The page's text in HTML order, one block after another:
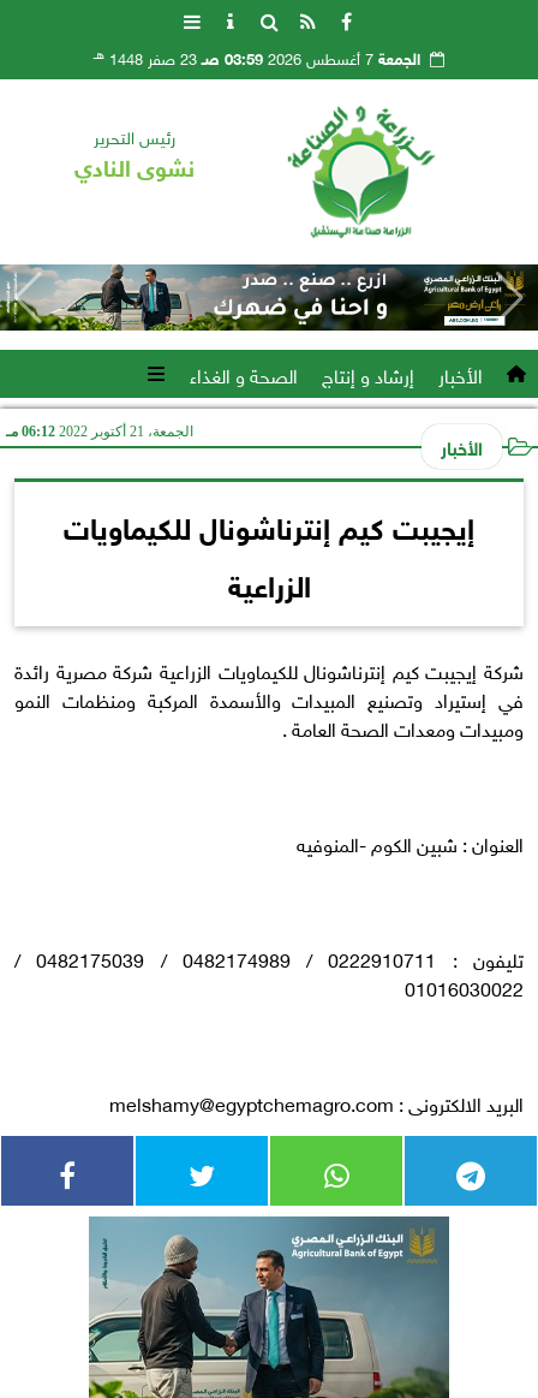
الجمعة 03:59 صـ 23 صفر 1448 هـ
رئيس التحرير
نشوى النادي
الأخبار إرشاد و إنتاج الصحة و الغذاء
الأخبار الجمعة، 21 أكتوبر 2022 06:12 مـ
إيجيبت كيم إنترناشونال للكيماويات
الزراعية
شركة إيجيبت كيم إنترناشونال للكيماويات الزراعية شركة مصرية رائدة
في إستيراد وتصنيع المبيدات والأسمدة المركبة ومنظمات النمو
ومبيدات ومعدات الصحة العامة .
العنوان : شبين الكوم -المنوفيه
تليفون : 0222910711 / 0482174989 / 0482175039 /
01016030022
البريد الالكترونى : melshamy@egyptchemagro.com